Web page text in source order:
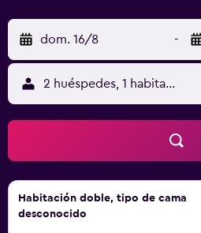
dom. 16/8 -
2 huéspedes, 1 habitación
Habitación doble, tipo de cama
desconocido